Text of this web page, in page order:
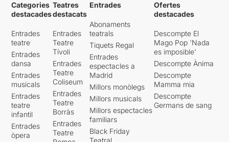
Categories
destacades
Entrades
teatre
Entrades
dansa
Entrades
musicals
Entrades
teatre
infantil
Entrades
òpera
Teatres
destacats
Entrades
Teatre
Tívoli
Entrades
Teatre
Coliseum
Entrades
Teatre
Borràs
Entrades
Teatre
Entrades
Abonaments
teatrals
Tiquets Regal
Entrades
espectacles a
Madrid
Millors monòlegs
Millors musicals
Millors espectacles
familiars
Black Friday
Ofertes
destacades
Descompte El
Mago Pop 'Nada
es imposible'
Descompte Ànima
Descompte
Mamma mia
Descompte
Germans de sang